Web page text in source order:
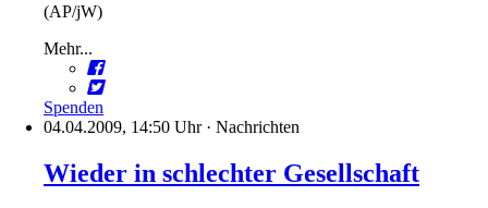
(AP/jW)
Mehr...
Spenden
04.04.2009, 14:50 Uhr· Nachrichten
Wieder in schlechter Gesellschaft